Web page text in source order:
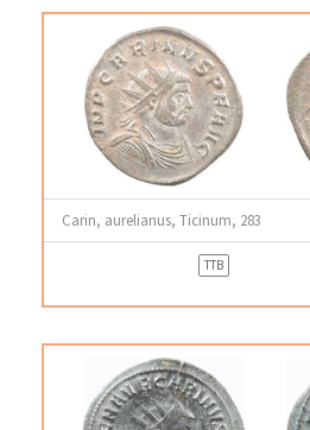
Carin, aurelianus, Ticinum, 283
TTB